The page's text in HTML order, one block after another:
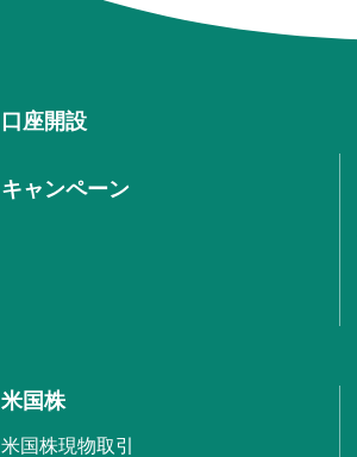
口座開設
キャンペーン
米国株
米国株現物取引